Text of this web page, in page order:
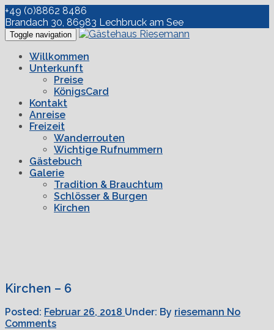
+49 (0)8862 8486
Brandach 30, 86983 Lechbruck am See
Toggle navigation
Willkommen
Unterkunft
Preise
KönigsCard
Kontakt
Anreise
Freizeit
Wanderrouten
Wichtige Rufnummern
Gästebuch
Galerie
Tradition & Brauchtum
Schlösser & Burgen
Kirchen
Kirchen – 6
Posted: Februar 26, 2018 Under: By riesemann No
Comments